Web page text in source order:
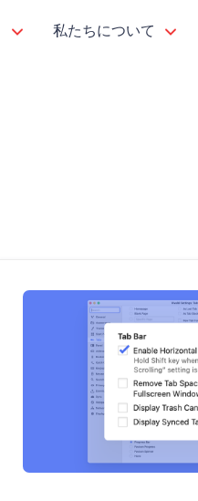
私たちについて